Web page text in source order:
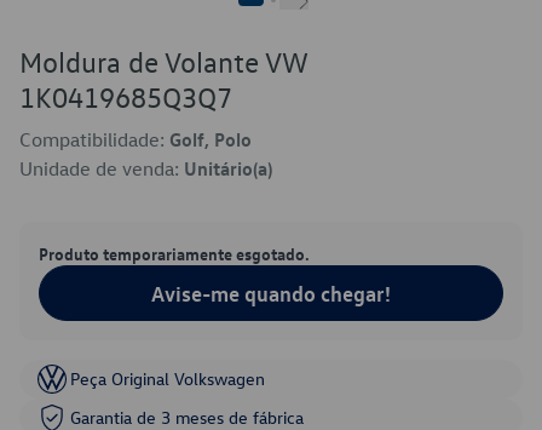
Moldura de Volante VW
1K0419685Q3Q7
Compatibilidade: Golf, Polo
Unidade de venda: Unitário(a)
Produto temporariamente esgotado.
Avise-me quando chegar!
Peça Original Volkswagen
Garantia de 3 meses de fábrica